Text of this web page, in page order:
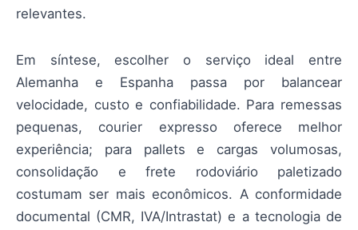
relevantes.
Em síntese, escolher o serviço ideal entre
Alemanha e Espanha passa por balancear
velocidade, custo e confiabilidade. Para remessas
pequenas, courier expresso oferece melhor
experiência; para pallets e cargas volumosas,
consolidação e frete rodoviário paletizado
costumam ser mais econômicos. A conformidade
documental (CMR, IVA/Intrastat) e a tecnologia de